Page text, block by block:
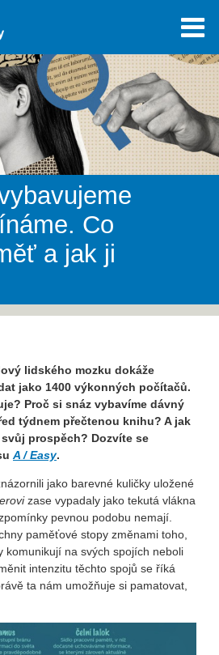
Co
a jak ji
lidského mozku dokáže
jako 1400 výkonných počítačů.
Proč si snáz vybavíme dávný
týdnem přečtenou knihu? A jak
prospěch? Dozvíte se
A / Easy.
jako barevné kuličky uložené
zase vypadaly jako tekutá vlákna
pevnou podobu nemají.
paměťové stopy změnami toho,
komunikují na svých spojích neboli
intenzitu těchto spojů se říká
ta nám umožňuje si pamatovat,